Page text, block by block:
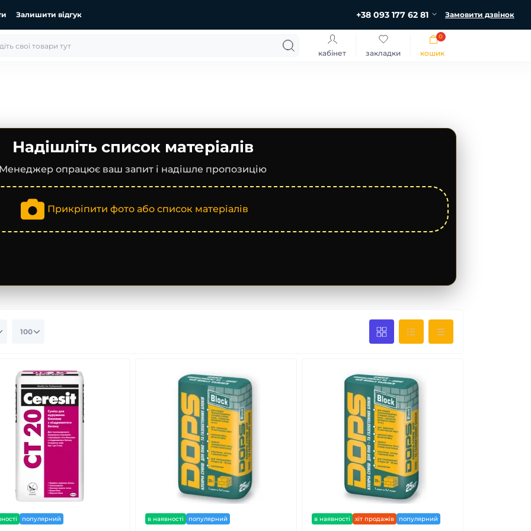
Залишити відгук +38 093 177 62 81 Замовити дзвінок
кабінет закладки кошик
0
Надішліть список матеріалів
Менеджер опрацює ваш запит і надішле пропозицію
Прикріпити фото або список матеріалів
популярний в наявності популярний в наявності хіт продажів популярний